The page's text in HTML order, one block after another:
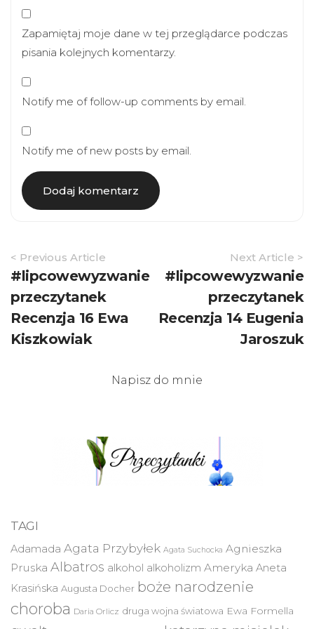
Zapamiętaj moje dane w tej przeglądarce podczas
pisania kolejnych komentarzy.
Notify me of follow-up comments by email.
Notify me of new posts by email.
Article
Navigation
< Previous Article
#lipcowewyzwanie
przeczytanek
Recenzja 16 Ewa
Kiszkowiak
Next Article >
#lipcowewyzwanie
przeczytanek
Recenzja 14 Eugenia
Jaroszuk
Napisz do mnie
TAGI
Adamada Agata Przybyłek Agata Suchocka Agnieszka
Pruska Albatros alkohol alkoholizm Ameryka Aneta
Krasińska Augusta Docher boże narodzenie
choroba Daria Orlicz druga wojna światowa Ewa Formella